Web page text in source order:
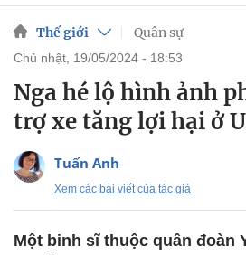
Thế giới Quân sự
chủ nhật, 19/05/2024 - 18:53
Nga hé lộ hình ảnh
trợ xe tăng lợi hại ở
Tuấn Anh
Xem các bài viết của tác giả
Một binh sĩ thuộc quân đoàn